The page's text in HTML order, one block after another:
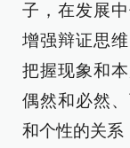
子，在发展
增强辩证思
把握现象和
偶然和必然
和个性的关系